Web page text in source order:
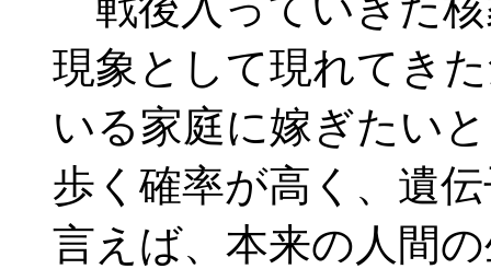
現象として現れてき
いる家庭に嫁ぎたい
歩く確率が高く、遺
言えば、本来の人間